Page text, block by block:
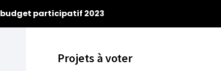
budget participatif 2023
Projets à voter